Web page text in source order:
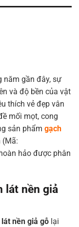
năm gần đây, sự
và độ bền của vật
thích vẻ đẹp vân
mối mọt, cong
sản phẩm gạch
(Mã:
hảo được phân
lát nền giả
nền giả gỗ lại